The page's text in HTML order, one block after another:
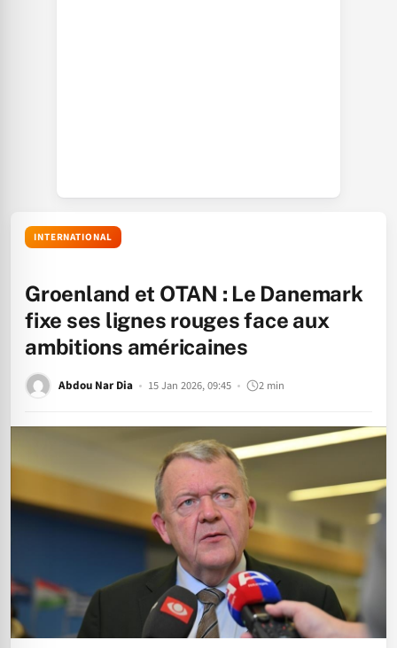
INTERNATIONAL
Groenland et OTAN : Le Danemark
fixe ses lignes rouges face aux
ambitions américaines
Abdou Nar Dia 15 Jan 2026, 09:45 2 min